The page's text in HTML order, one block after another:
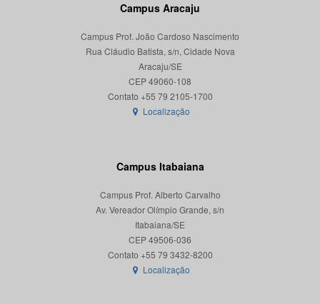
Campus Aracaju
Campus Prof. João Cardoso Nascimento
Rua Cláudio Batista, s/n, Cidade Nova
Aracaju/SE
CEP 49060-108
Localização
Campus Itabaiana
Campus Prof. Alberto Carvalho
Av. Vereador Olímpio Grande, s/n
Itabaiana/SE
CEP 49506-036
Localização